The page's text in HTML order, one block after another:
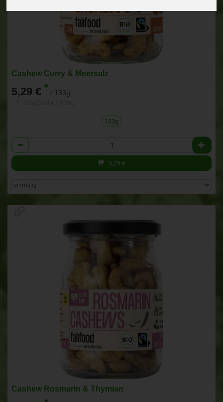
Cashew Curry & Meersalz
5,29 € * / 133g
133g
Anzahl
5,29 €
Cashew Rosmarin & Thymian